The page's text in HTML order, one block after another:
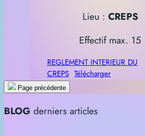
Lieu : CREPS
Effectif max. 15
REGLEMENT INTERIEUR DU
CREPS Télécharger
Page précédente
BLOG derniers articles